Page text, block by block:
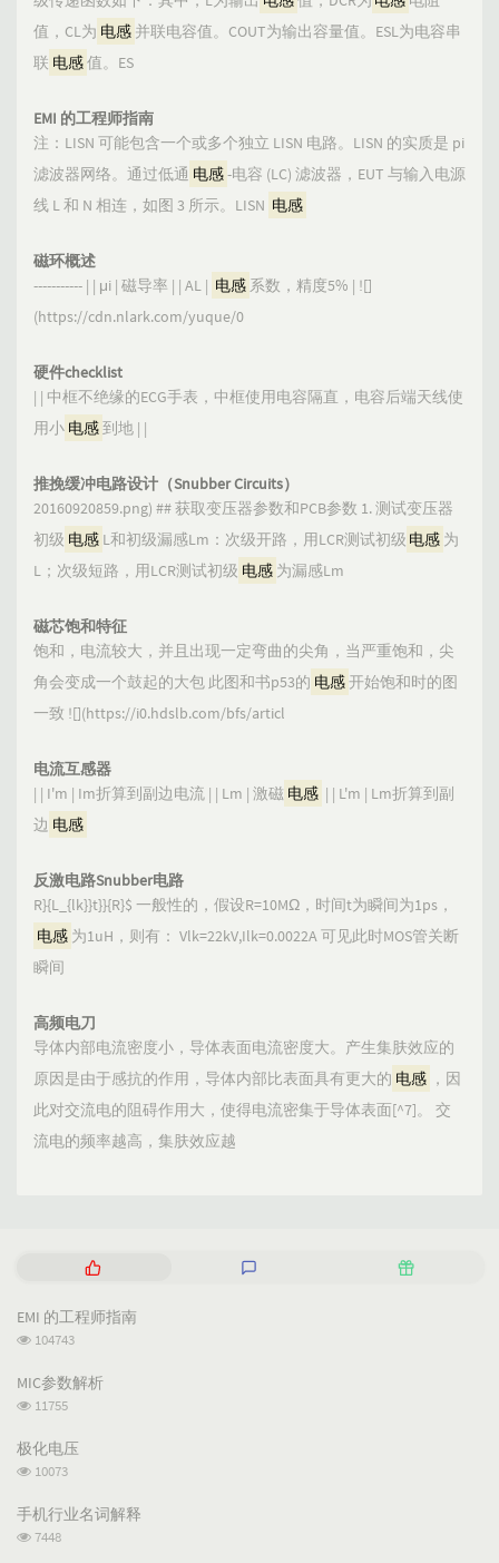
值，CL为 电感 并联电容值。COUT为输出容量值。ESL为电容串
联 电感值。ES
EMI 的工程师指南
注：LISN 可能包含一个或多个独立 LISN 电路。LISN 的实质是 pi
滤波器网络。通过低通 电感-电容 (LC) 滤波器，EUT 与输入电源
线 L 和 N 相连，如图 3 所示。LISN 电感
磁环概述
----------- | | μi | 磁导率 | | AL | 电感 系数，精度5% | ![]
(https://cdn.nlark.com/yuque/0
硬件checklist
| | 中框不绝缘的ECG手表，中框使用电容隔直，电容后端天线使
用小 电感到地 | |
推挽缓冲电路设计（Snubber Circuits）
20160920859.png) ## 获取变压器参数和PCB参数 1. 测试变压器
初级 电感 L和初级漏感Lm：次级开路，用LCR测试初级 电感 为
L；次级短路，用LCR测试初级 电感 为漏感Lm
磁芯饱和特征
饱和，电流较大，并且出现一定弯曲的尖角，当严重饱和，尖
角会变成一个鼓起的大包 此图和书p53的 电感开始饱和时的图
一致 ![](https://i0.hdslb.com/bfs/articl
电流互感器
| | I'm | Im折算到副边电流 | | Lm | 激磁 电感 | | L'm | Lm折算到副
边 电感
反激电路Snubber电路
R}{L_{lk}}t}}{R}$ 一般性的，假设R=10MΩ，时间t为瞬间为1ps，
电感 为1uH，则有： Vlk=22kV,Ilk=0.0022A 可见此时MOS管关断
瞬间
高频电刀
导体内部电流密度小，导体表面电流密度大。产生集肤效应的
原因是由于感抗的作用，导体内部比表面具有更大的 电感 ，因
此对交流电的阻碍作用大，使得电流密集于导体表面[^7]。 交
流电的频率越高，集肤效应越
P
p
u
a
c
R
EMI 的工程师指南
浏
次
数:
104743
MIC参数解析
浏
次
数:
11755
极化电压
浏
次
数:
10073
手机行业名词解释
浏
7448